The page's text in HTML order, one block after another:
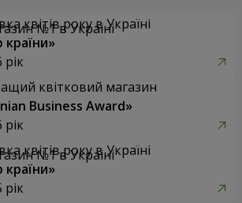
квітів року в Україні
країни»
рік
квітковий магазин
Business Award»
рік
квітів року в Україні
країни»
рік